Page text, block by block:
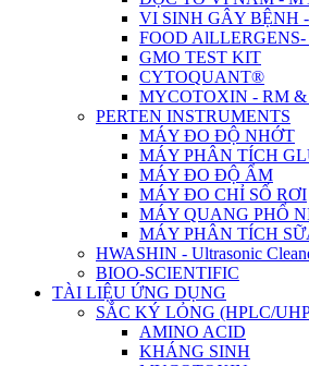
VI SINH GÂY BỆNH
FOOD
GMO TEST KIT
CYTOQUANT®
MYCOTOXIN - RM
PERTEN INSTRUMENTS
MÁY ĐO ĐỘ NHỚT
MÁY PHÂN TÍCH
MÁY ĐO ĐỘ ẨM
MÁY ĐO CHỈ SỐ RƠI
MÁY QUANG PHỔ
MÁY PHÂN TÍCH
HWASHIN - Ultrasonic
BIOO-SCIENTIFIC
TÀI LIỆU ỨNG DỤNG
SẮC KÝ LỎNG (HPLC/
AMINO ACID
KHÁNG SINH